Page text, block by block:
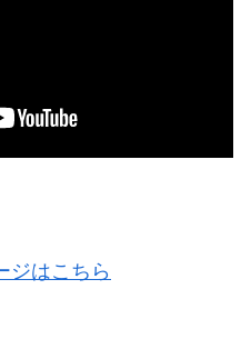
ジはこちら